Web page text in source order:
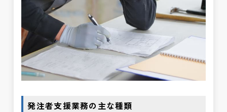
発注者支援業務の主な種類